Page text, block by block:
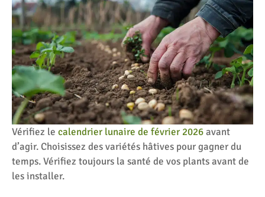
Vérifiez le calendrier lunaire de février 2026avant
d’agir. Choisissez des variétés hâtives pour gagner du
temps. Vérifiez toujours la santé de vos plants avant de
les installer.